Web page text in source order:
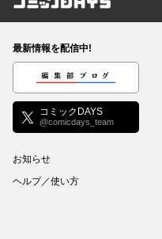
コミックDAYS
最新情報を配信中!
編集部ブログ
コミックDAYS
@comicdays_team
お知らせ
ヘルプ／使い方